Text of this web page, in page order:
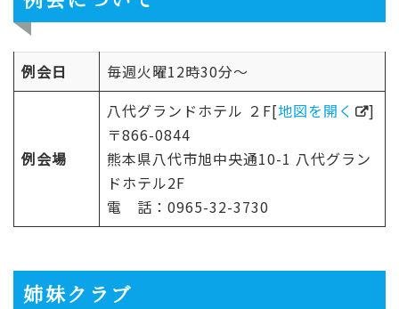
例会日 毎週火曜12時30分〜
例会場
八代グランドホテル ２F[地図を開く
]
〒866-0844
熊本県八代市旭中央通10-1 八代グラン
ドホテル2F
電 話：0965-32-3730
姉妹クラブ